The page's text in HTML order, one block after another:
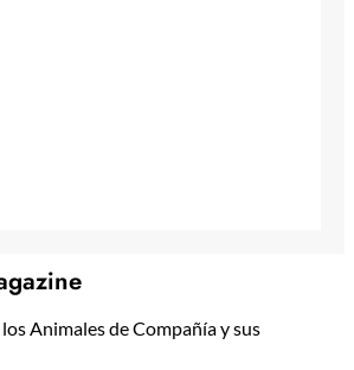
Animales de Compañía y sus